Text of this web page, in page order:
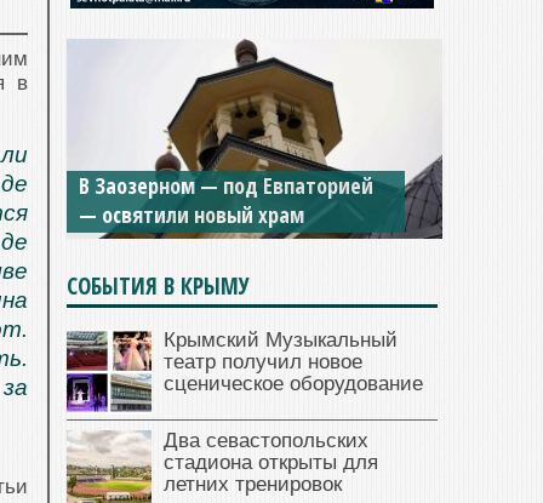
в
В Заозерном — под Евпаторией
— освятили новый храм
СОБЫТИЯ В КРЫМУ
Крымский Музыкальный
театр получил новое
сценическое оборудование
Два севастопольских
стадиона открыты для
летних тренировок